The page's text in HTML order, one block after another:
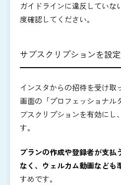
ガイドラインに違反していな
度確認してください。
サブスクリプションを設
インスタからの招待を受け取
画面の「プロフェッショナル
ブスクリプションを有効にし
す。
プランの作成や登録者が支払
なく、ウェルカム動画なども
すめです。